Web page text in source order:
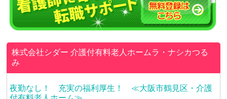
株式会社シダー介護付有料老人ホームラ・ナシカつる
み
夜勤なし！ 充実の福利厚生！ ≪大阪市鶴見区・介護